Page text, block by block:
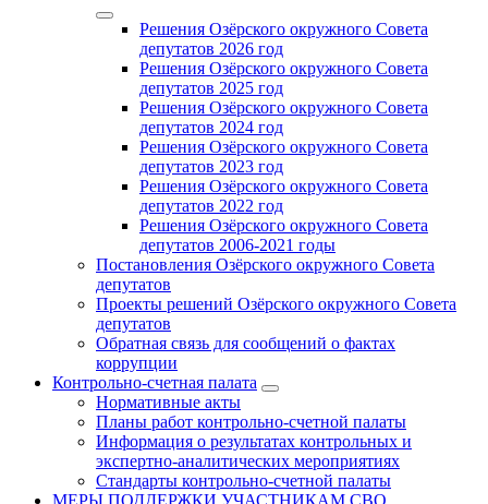
Решения Озёрского окружного Совета
депутатов 2026 год
Решения Озёрского окружного Совета
депутатов 2025 год
Решения Озёрского окружного Совета
депутатов 2024 год
Решения Озёрского окружного Совета
депутатов 2023 год
Решения Озёрского окружного Совета
депутатов 2022 год
Решения Озёрского окружного Совета
депутатов 2006-2021 годы
Постановления Озёрского окружного Совета
депутатов
Проекты решений Озёрского окружного Совета
депутатов
Обратная связь для сообщений о фактах
коррупции
Контрольно-счетная палата
Нормативные акты
Планы работ контрольно-счетной палаты
Информация о результатах контрольных и
экспертно-аналитических мероприятиях
Стандарты контрольно-счетной палаты
МЕРЫ ПОДДЕРЖКИ УЧАСТНИКАМ СВО